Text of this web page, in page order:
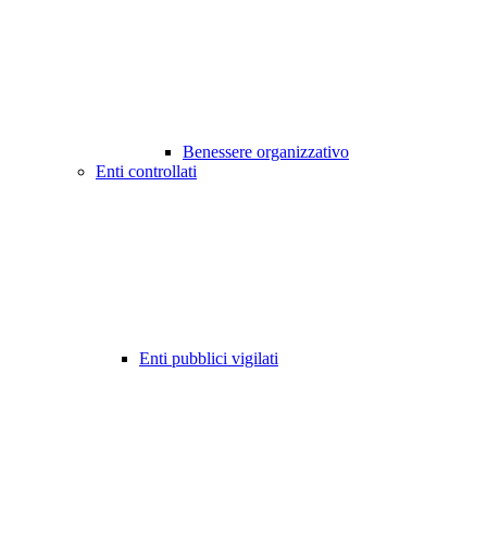
Benessere organizzativo
Enti controllati
Enti pubblici vigilati